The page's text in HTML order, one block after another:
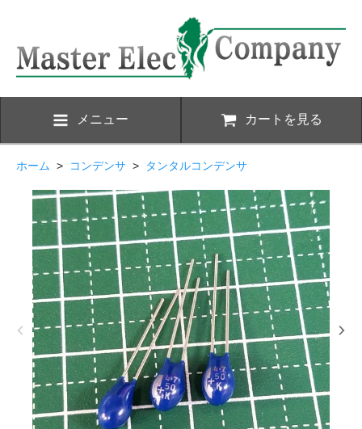
メニュー カートを見る
ホーム > コンデンサ > タンタルコンデンサ